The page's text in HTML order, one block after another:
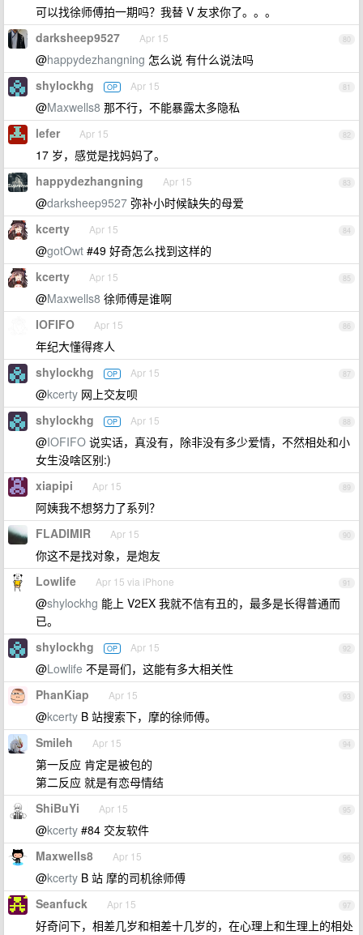
可以找徐师傅拍一期吗？我替 V 友求你了。。。
80
darksheep9527 Apr 15
@happydezhangning 怎么说 有什么说法吗
81
shylockhg OP Apr 15
@Maxwells8 那不行，不能暴露太多隐私
82
lefer Apr 15
17 岁，感觉是找妈妈了。
83
happydezhangning Apr 15
@darksheep9527 弥补小时候缺失的母爱
84
kcerty Apr 15
@gotOwt #49 好奇怎么找到这样的
85
kcerty Apr 15
@Maxwells8 徐师傅是谁啊
86
IOFIFO Apr 15
年纪大懂得疼人
87
shylockhg OP Apr 15
@kcerty 网上交友呗
88
shylockhg OP Apr 15
@IOFIFO 说实话，真没有，除非没有多少爱情，不然相处和小
女生没啥区别:)
89
xiapipi Apr 15
阿姨我不想努力了系列？
90
FLADIMIR Apr 15
你这不是找对象，是炮友
91
Lowlife Apr 15 via iPhone
@shylockhg 能上 V2EX 我就不信有丑的，最多是长得普通而
已。
92
shylockhg OP Apr 15
@Lowlife 不是哥们，这能有多大相关性
93
PhanKiap Apr 15
@kcerty B 站搜索下，摩的徐师傅。
94
Smileh Apr 15
第一反应 肯定是被包的
第二反应 就是有恋母情结
95
ShiBuYi Apr 15
@kcerty #84 交友软件
96
Maxwells8 Apr 15
@kcerty B 站 摩的司机徐师傅
97
Seanfuck Apr 15
好奇问下，相差几岁和相差十几岁的，在心理上和生理上的相处